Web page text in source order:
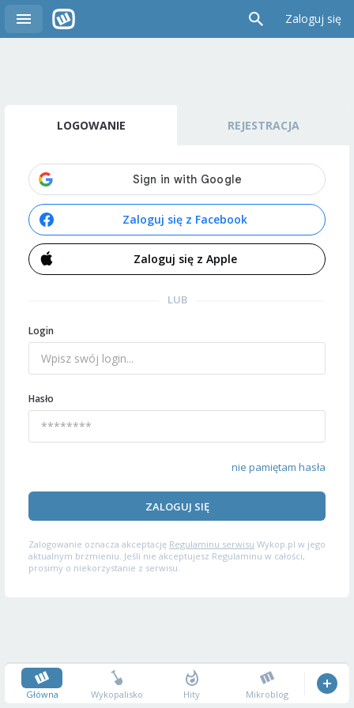
Zaloguj się
LOGOWANIE REJESTRACJA
Zaloguj się z Facebook
Zaloguj się z Apple
LUB
Login
Hasło
nie pamiętam hasła
ZALOGUJ SIĘ
Zalogowanie oznacza akceptację Regulaminu serwisu Wykop.pl w jego
aktualnym brzmieniu. Jeśli nie akceptujesz Regulaminu w całości,
prosimy o niekorzystanie z serwisu.
Główna Wykopalisko Hity Mikroblog